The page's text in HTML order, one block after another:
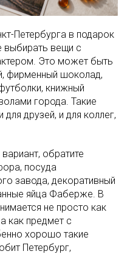
Петербурга в подарок
выбирать вещи с
Это может быть
фирменный шоколад,
книжный
города. Такие
друзей, и для коллег,
обратите
посуда
завода, декоративный
яйца Фаберже. В
не просто как
как предмет с
хорошо такие
Петербург,